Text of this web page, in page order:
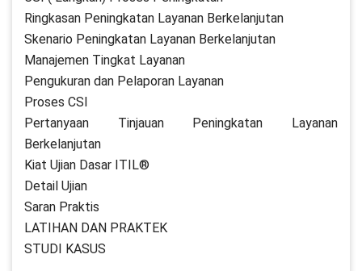
Ringkasan Peningkatan Layanan Berkelanjutan
Skenario Peningkatan Layanan Berkelanjutan
Manajemen Tingkat Layanan
Pengukuran dan Pelaporan Layanan
Proses CSI
Pertanyaan Tinjauan Peningkatan Layanan
Berkelanjutan
Kiat Ujian Dasar ITIL®
Detail Ujian
Saran Praktis
LATIHAN DAN PRAKTEK
STUDI KASUS